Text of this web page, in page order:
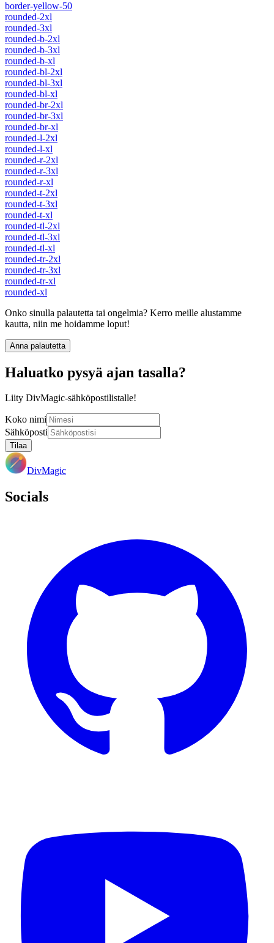
border-yellow-50
rounded-2xl
rounded-3xl
rounded-b-2xl
rounded-b-3xl
rounded-b-xl
rounded-bl-2xl
rounded-bl-3xl
rounded-bl-xl
rounded-br-2xl
rounded-br-3xl
rounded-br-xl
rounded-l-2xl
rounded-l-xl
rounded-r-2xl
rounded-r-3xl
rounded-r-xl
rounded-t-2xl
rounded-t-3xl
rounded-t-xl
rounded-tl-2xl
rounded-tl-3xl
rounded-tl-xl
rounded-tr-2xl
rounded-tr-3xl
rounded-tr-xl
rounded-xl
Onko sinulla palautetta tai ongelmia? Kerro meille alustamme
kautta, niin me hoidamme loput!
Anna palautetta
Haluatko pysyä ajan tasalla?
Liity DivMagic-sähköpostilistalle!
Koko nimi
Sähköposti
Tilaa
DivMagic
Socials